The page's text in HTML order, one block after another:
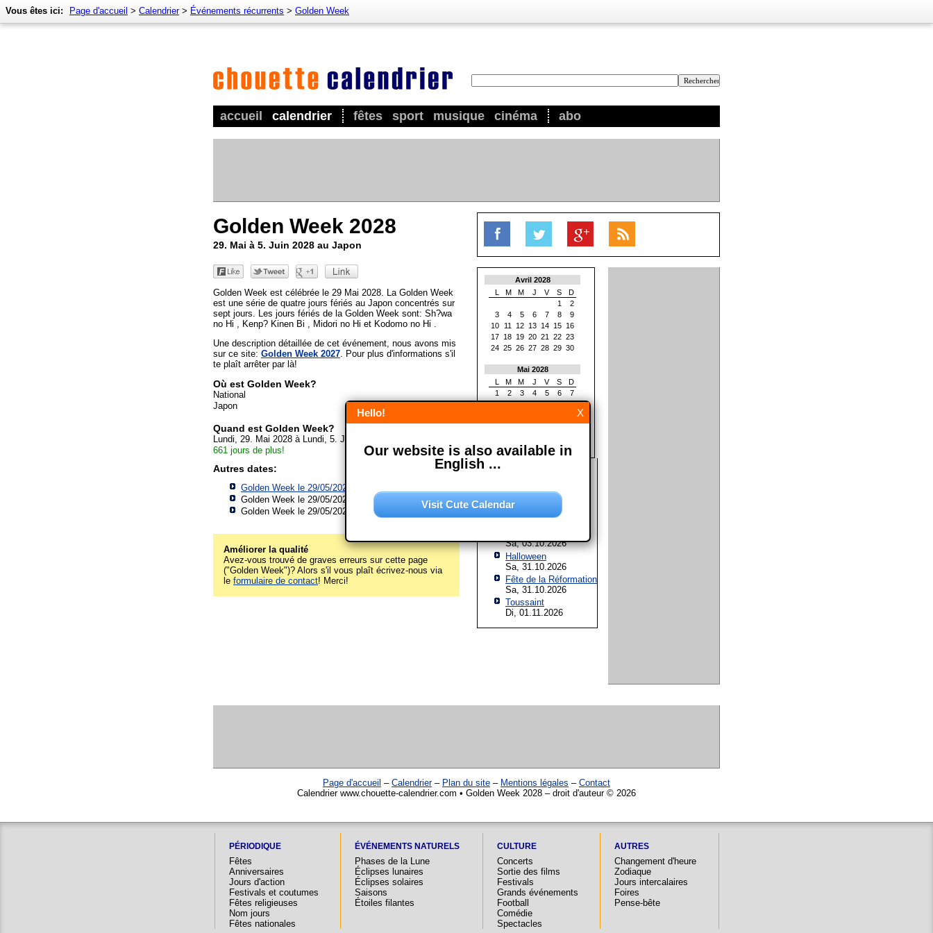
accueil calendrier fêtes sport musique cinéma abo
Vous êtes ici: Page d'accueil > Calendrier> Événements récurrents > Golden Week
Golden Week 2028
29. Mai à 5. Juin 2028 au Japon
Golden Week est célébrée le 29 Mai 2028. La Golden Week
est une série de quatre jours fériés au Japon concentrés sur
sept jours. Les jours fériés de la Golden Week sont: Sh?wa
no Hi , Kenp? Kinen Bi , Midori no Hi et Kodomo no Hi .
Une description détaillée de cet événement, nous avons mis
sur ce site: Golden Week 2027 . Pour plus d'informations s'il
te plaît arrêter par là!
Où est Golden Week?
National
Japon
Quand est Golden Week?
Lundi, 29. Mai 2028 à Lundi, 5. Juin 2028
661 jours de plus!
Autres dates:
Golden Week le 29/05/2027 à
Golden Week le 29/05/2028
Golden Week le 29/05/2029
Améliorer la qualité
Avez-vous trouvé de graves erreurs sur cette page
("Golden Week")? Alors s'il vous plaît écrivez-nous via
le formulaire de contact! Merci!
Avril 2028
L
M M J V S
D
1
2
3
4 5 6 7 8
9
10
11 12 13 14 15 16
17 18 19 20 21 22 23
24 25 26 27 28 29 30
Mai 2028
L
M M J V S
D
1
2 3 4 5 6
7
8
9 10 11 12 13 14
22 23 24 25 26 27 28
Les prochaines fêtes et
Assomption de Marie
Sa, 15.08.2026
Sa, 03.10.2026
Halloween
Sa, 31.10.2026
Fête de la Réformation
Sa, 31.10.2026
Toussaint
Di, 01.11.2026
Page d'accueil – Calendrier– Plan du site – Mentions légales – Contact
Calendrier www.chouette-calendrier.com • Golden Week 2028 – droit d'auteur © 2026
PÉRIODIQUE
Fêtes
Anniversaires
Jours d'action
Festivals et coutumes
Fêtes religieuses
Nom jours
Fêtes nationales
ÉVÉNEMENTS NATURELS
Phases de la Lune
Éclipses lunaires
Éclipses solaires
Saisons
Étoiles filantes
CULTURE
Concerts
Sortie des films
Festivals
Grands événements
Football
Comédie
Spectacles
AUTRES
Changement d'heure
Zodiaque
Jours intercalaires
Foires
Pense-bête
X
Hello!
Our website is also available in
English ...
Visit Cute Calendar